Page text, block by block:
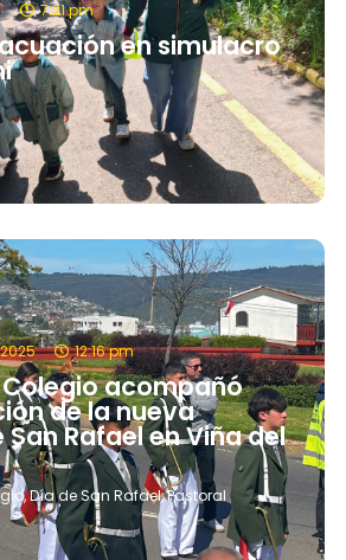
7:21 pm
en simulacro
12:16 pm
acompañó
de la nueva
Rafael en Viña del
,Día de San Rafael,Pastoral